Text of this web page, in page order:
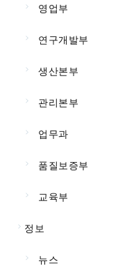
영업부
연구개발부
생산본부
관리본부
업무과
품질보증부
교육부
정보
뉴스